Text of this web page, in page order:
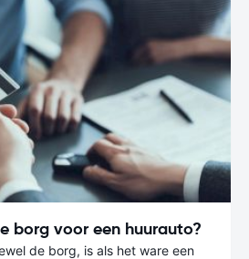
borg voor een huurauto?
de borg, is als het ware een